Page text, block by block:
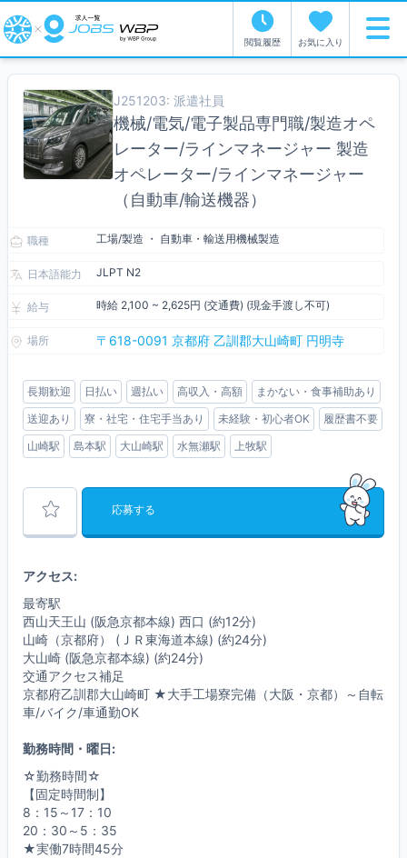
お気に入り
閲覧履歴
J251203: 派遣社員
機械/電気/電子製品専門職/製造オペ
レーター/ラインマネージャー 製造
オペレーター/ラインマネージャー
（自動車/輸送機器）
職種 工場/製造 ・ 自動車・輸送用機械製造
日本語能力 JLPT N2
給与 時給 2,100 ~ 2,625円 (交通費) (現金手渡し不可)
場所 〒618-0091 京都府 乙訓郡大山崎町 円明寺
長期歓迎 日払い 週払い 高収入・高額
まかない・食事補助あり
送迎あり
寮・社宅・住宅手当あり 未経験・初心者OK
履歴書不要
山崎駅
島本駅 大山崎駅 水無瀬駅 上牧駅
応募する
アクセス:
最寄駅
西山天王山 (阪急京都本線) 西口 (約12分)
山崎（京都府） (ＪＲ東海道本線) (約24分)
大山崎 (阪急京都本線) (約24分)
交通アクセス補足
京都府乙訓郡大山崎町 ★大手工場寮完備（大阪・京都）～自転
車/バイク/車通勤OK
勤務時間・曜日:
☆勤務時間☆
【固定時間制】
8：15～17：10
20：30～5：35
★実働7時間45分